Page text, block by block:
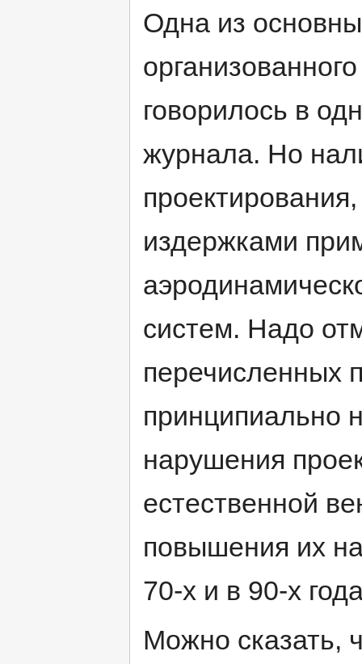
Одна из
говорилось в
журнала. Но
издержками
систем. Надо
перечисленных
принципиально
нарушения
естественной
повышения их
70-х и в 90-х
Можно сказать,